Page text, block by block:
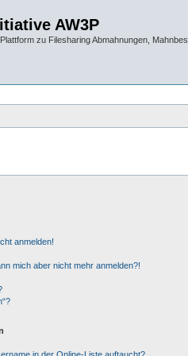
AW3P
zu Filesharing Abmahnungen,
anmelden!
mich aber nicht mehr anmelden?!